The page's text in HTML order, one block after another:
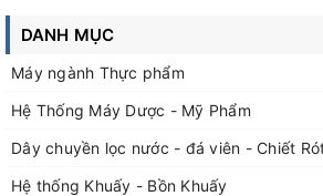
DANH MỤC
Máy ngành Thực phẩm
Hệ Thống Máy Dược - Mỹ Phẩm
Dây chuyền lọc nước - đá viên - Chiết
Hệ thống Khuấy - Bồn Khuấy